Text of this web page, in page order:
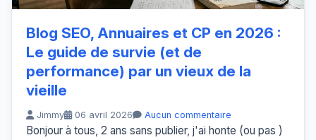
Blog SEO, Annuaires et CP en 2026 :
Le guide de survie (et de
performance) par un vieux de la
vieille
Jimmy 06 avril 2026 Aucun commentaire
Bonjour à tous, 2 ans sans publier, j'ai honte (ou pas )